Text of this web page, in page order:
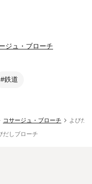
ジュ・ブローチ
#鉄道
コサージュ・ブローチ
よびだ
だしブローチ